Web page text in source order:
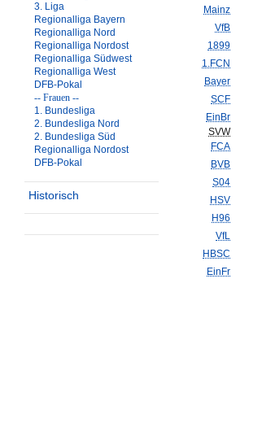
3. Liga
Regionalliga Bayern
Regionalliga Nord
Regionalliga Nordost
Regionalliga Südwest
Regionalliga West
DFB-Pokal
-- Frauen --
1. Bundesliga
2. Bundesliga Nord
2. Bundesliga Süd
Regionalliga Nordost
DFB-Pokal
Historisch
Mainz
VfB
1899
1.FCN
Bayer
SCF
EinBr
SVW
FCA
BVB
S04
HSV
H96
VfL
HBSC
EinFr